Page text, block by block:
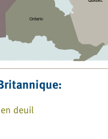
deuil